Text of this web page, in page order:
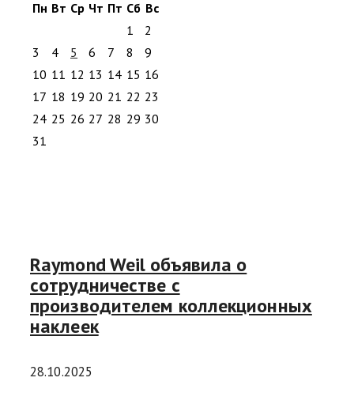
Пн Вт Ср Чт Пт Сб Вс
1
2
3
4 5 6 7 8
9
10 11 12 13 14 15 16
17 18 19 20 21 22 23
24 25 26 27 28 29 30
31
Raymond Weil объявила о
сотрудничестве с
производителем коллекционных
наклеек
28.10.2025